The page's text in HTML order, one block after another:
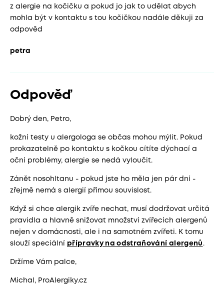
z alergie na kočičku a pokud jo jak to udělat abych
mohla být v kontaktu s tou kočičkou nadále děkuji za
odpověd
petra
Odpověď
Dobrý den, Petro,
kožní testy u alergologa se občas mohou mýlit. Pokud
prokazatelně po kontaktu s kočkou cítíte dýchací a
oční problémy, alergie se nedá vyloučit.
Zánět nosohltanu - pokud jste ho měla jen pár dní -
zřejmě nemá s alergií přímou souvislost.
Když si chce alergik zvíře nechat, musí dodržovat určitá
pravidla a hlavně snižovat množství zvířecích alergenů
nejen v domácnosti, ale i na samotném zvířeti. K tomu
slouží speciální přípravky na odstraňování alergenů .
Držíme Vám palce,
Michal, ProAlergiky.cz